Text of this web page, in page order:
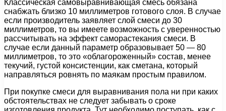
Классическая самовыравнивающая смесь обязана
снабжать близко 10 миллиметров готового слоя. В случае
если производитель заявляет слой смеси до 30
миллиметров, то вы имеете возможность с уверенностью
рассчитывать на эффект саморастекания смеси. В
случае если данный параметр образовывает 50 — 80
миллиметров, то это «облагороженный» состав, менее
текучий, густой консистенции, как сметана, который
направляться ровнять по маякам простым правилом.
При покупке смеси для выравнивания пола ни при каких
обстоятельствах не следует забывать о сроке